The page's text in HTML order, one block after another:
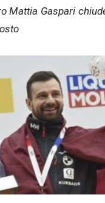
Mattia Gaspari